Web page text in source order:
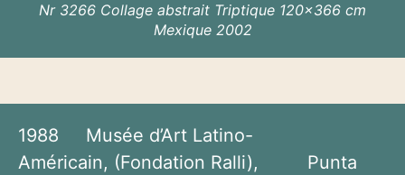
Nr 3266 Collage abstrait Triptique 120x366 cm
Mexique 2002
1988 Musée d’Art Latino-
Américain, (Fondation Ralli), Punta